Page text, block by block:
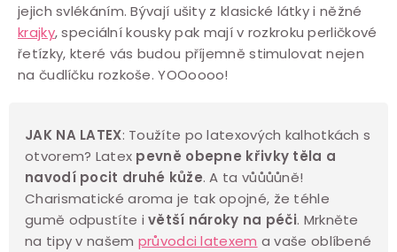
jejich svlékáním. Bývají ušity z klasické látky i něžné
krajky, speciální kousky pak mají v rozkroku perličkové
řetízky, které vás budou příjemně stimulovat nejen
na čudlíčku rozkoše. YOOoooo!
JAK NA LATEX: Toužíte po latexových kalhotkách s
otvorem? Latex pevně obepne křivky těla a
navodí pocit druhé kůže. A ta vůůůůně!
Charismatické aroma je tak opojné, že téhle
gumě odpustíte ivětší nároky na péči. Mrkněte
na tipy v našem průvodci latexem a vaše oblíbené